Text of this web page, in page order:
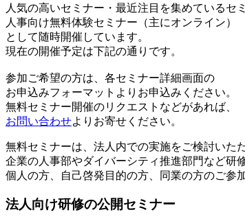
人気の高いセミナー・最近注目を集めているセ
人事向け無料体験セミナー（主にオンライン）
として随時開催しています。
現在の開催予定は下記の通りです。
参加ご希望の方は、各セミナー詳細画面の
お申込みフォーマットよりお申込みください。
無料セミナー開催のリクエストなどがあれば、
お問い合わせよりお寄せください。
無料セミナーは、法人内での実施をご検討いた
企業の人事部やダイバーシティ推進部門など研
個人の方、自己啓発目的の方、同業の方のご参
法人向け研修の公開セミナー